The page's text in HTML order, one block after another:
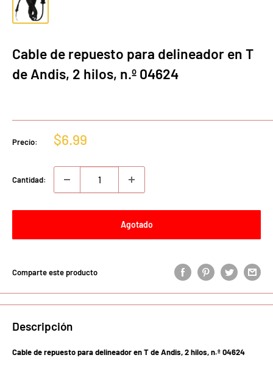
Cable de repuesto para delineador en T
de Andis, 2 hilos, n.º 04624
Precio:
Precio
venta
$6.99
Cantidad:
Agotado
Comparte este producto
Descripción
Cable de repuesto para delineador en T de Andis, 2 hilos, n.º 04624